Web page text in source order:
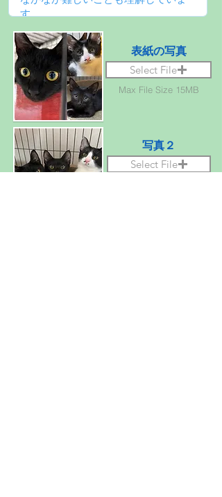
表紙の写真
Select File
Max File Size 15MB
写真２
Select File